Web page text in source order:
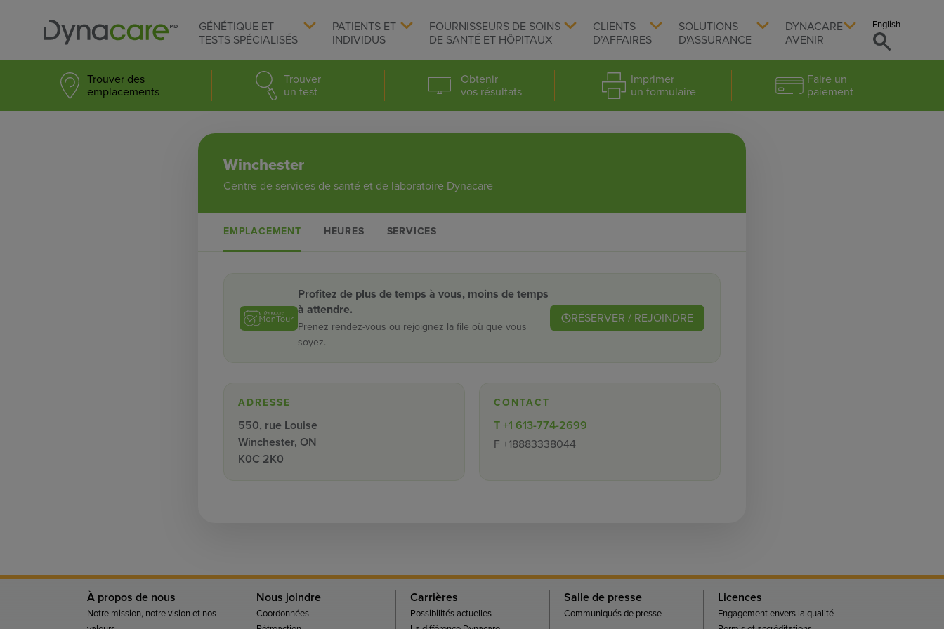
GÉNÉTIQUE ET
TESTS SPÉCIALISÉS
PATIENTS ET
INDIVIDUS
FOURNISSEURS DE SOINS
DE SANTÉ ET HÔPITAUX
CLIENTS
D’AFFAIRES
SOLUTIONS
D'ASSURANCE
DYNACARE
AVENIR
English
Trouver des
emplacements
Trouver
un test
Obtenir
vos résultats
Imprimer
un formulaire
Faire un
paiement
Winchester
Centre de services de santé et de laboratoire Dynacare
EMPLACEMENT HEURES SERVICES
Profitez de plus de temps à vous, moins de temps
à attendre.
Prenez rendez-vous ou rejoignez la file où que vous
soyez.
RÉSERVER / REJOINDRE
ADRESSE
550, rue Louise
Winchester, ON
K0C 2K0
CONTACT
T +1 613-774-2699
F +18883338044
À propos de nous
Notre mission, notre vision et nos
Nous joindre
Coordonnées
Carrières
Possibilités actuelles
Salle de presse
Communiqués de presse
Licences
Engagement envers la qualité